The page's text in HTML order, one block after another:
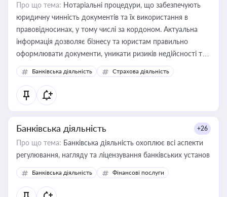
Про що тема: Нотаріальні процедури, що забезпечують
юридичну чинність документів та їх використання в
правовідносинах, у тому числі за кордоном. Актуальна
інформація дозволяє бізнесу та юристам правильно
оформлювати документи, уникати ризиків недійсності та
забезпечувати їх належне прийняття органами влади та
контрагентами
Банківська діяльність Страхова діяльність
Банківська діяльність +26
Про що тема: Банківська діяльність охоплює всі аспекти
регулювання, нагляду та ліцензування банківських установ
Банківська діяльність Фінансові послуги